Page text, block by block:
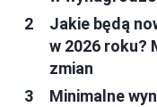
Jakie będą
w 2026 roku?
zmian
Minimalne